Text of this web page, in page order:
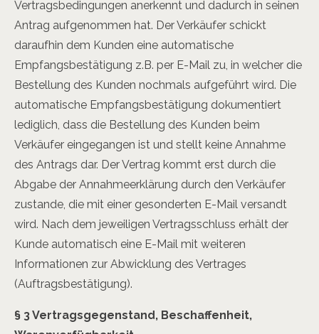
Vertragsbedingungen anerkennt und dadurch in seinen
Antrag aufgenommen hat. Der Verkäufer schickt
daraufhin dem Kunden eine automatische
Empfangsbestätigung z.B. per E-Mail zu, in welcher die
Bestellung des Kunden nochmals aufgeführt wird. Die
automatische Empfangsbestätigung dokumentiert
lediglich, dass die Bestellung des Kunden beim
Verkäufer eingegangen ist und stellt keine Annahme
des Antrags dar. Der Vertrag kommt erst durch die
Abgabe der Annahmeerklärung durch den Verkäufer
zustande, die mit einer gesonderten E-Mail versandt
wird. Nach dem jeweiligen Vertragsschluss erhält der
Kunde automatisch eine E-Mail mit weiteren
Informationen zur Abwicklung des Vertrages
(Auftragsbestätigung).
§ 3 Vertragsgegenstand, Beschaffenheit,